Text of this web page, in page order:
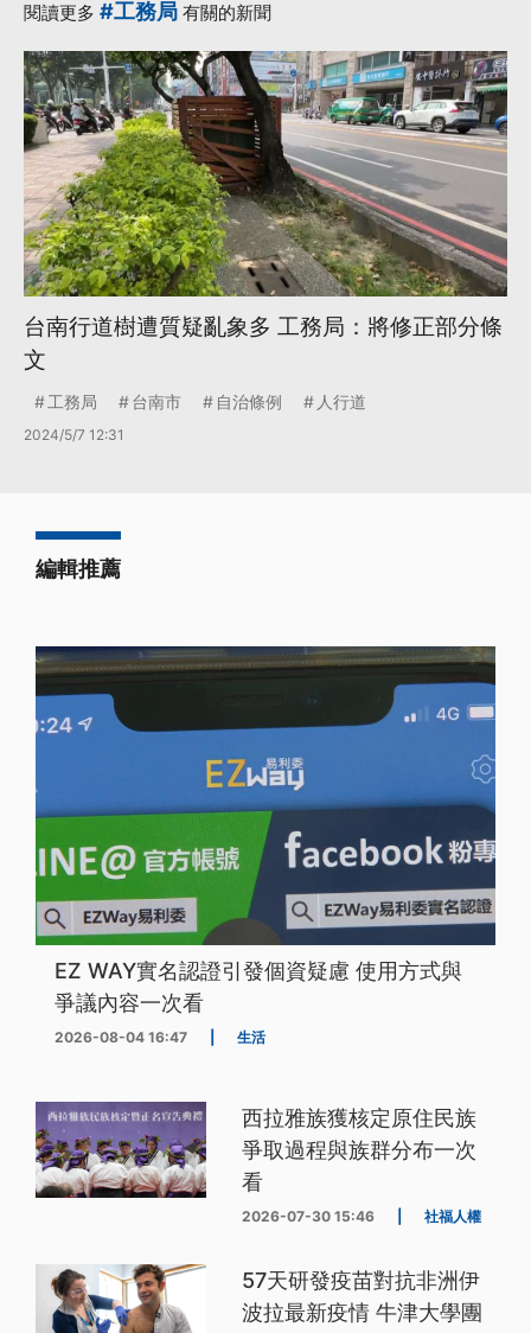
閱讀更多 #工務局 有關的新聞
台南行道樹遭質疑亂象多 工務局：將修正部分條
文
工務局 台南市 自治條例 人行道
2024/5/7 12:31
編輯推薦
EZ WAY實名認證引發個資疑慮 使用方式與
爭議內容一次看
2026-08-04 16:47 生活
西拉雅族獲核定原住民族
爭取過程與族群分布一次
看
2026-07-30 15:46 社福人權
57天研發疫苗對抗非洲伊
波拉最新疫情 牛津大學團